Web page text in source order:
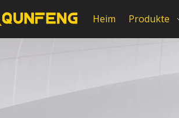
Heim Produkte